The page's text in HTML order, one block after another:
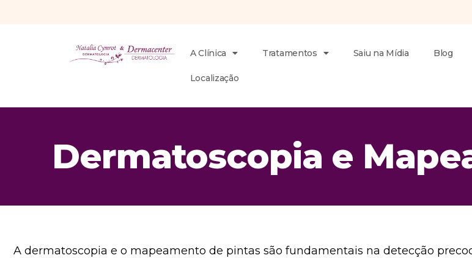
A Clínica Tratamentos Saiu na Mídia Blog
Localização
Dermatoscopia e
A dermatoscopia e o mapeamento de pintas são fundamentais na detecção